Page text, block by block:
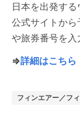
日本を出発する
公式サイトか
や旅券番号を入
⇒詳細はこちら
フィンエアー／フ